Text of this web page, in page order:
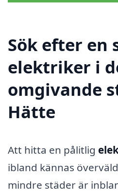
Sök efter en
elektriker i
omgivande
Hätte
Att hitta en pålitlig
ibland kännas
mindre städer är